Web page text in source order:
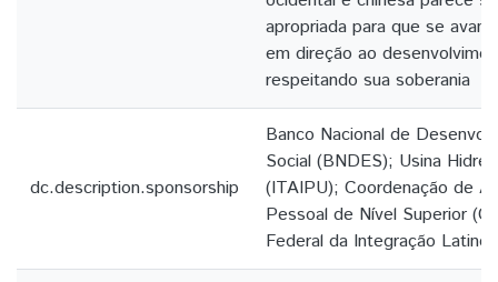
apropriada para que se
em direção ao
respeitando sua soberania
dc.description.sponsorship
Banco Nacional de
Social (BNDES); Usina
(ITAIPU); Coordenação de
Pessoal de Nível Superior
Federal da Integração